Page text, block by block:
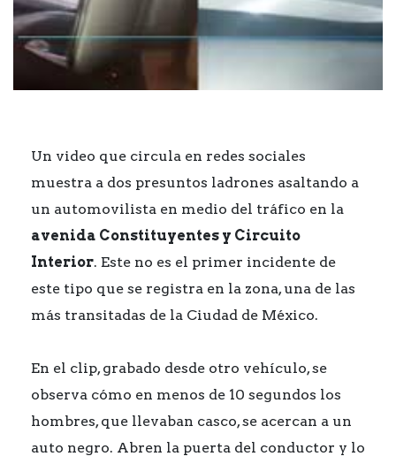
Un video que circula en redes sociales
muestra a dos presuntos ladrones asaltando a
un automovilista en medio del tráfico en la
avenida Constituyentes y Circuito
Interior. Este no es el primer incidente de
este tipo que se registra en la zona, una de las
más transitadas de la Ciudad de México.
En el clip, grabado desde otro vehículo, se
observa cómo en menos de 10 segundos los
hombres, que llevaban casco, se acercan a un
auto negro. Abren la puerta del conductor y lo